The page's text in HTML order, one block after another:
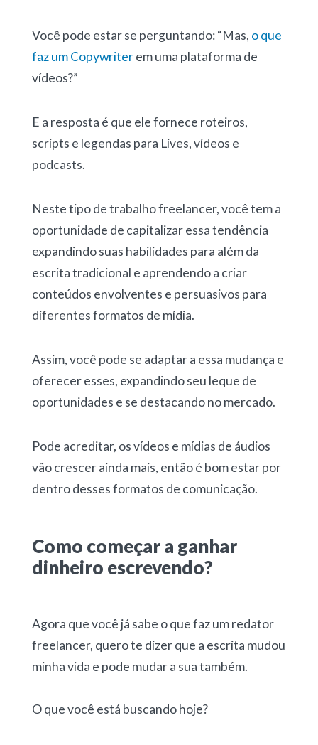
Você pode estar se perguntando: “Mas, o que
faz um Copywriterem uma plataforma de
vídeos?”
E a resposta é que ele fornece roteiros,
scripts e legendas para Lives, vídeos e
podcasts.
Neste tipo de trabalho freelancer, você tem a
oportunidade de capitalizar essa tendência
expandindo suas habilidades para além da
escrita tradicional e aprendendo a criar
conteúdos envolventes e persuasivos para
diferentes formatos de mídia.
Assim, você pode se adaptar a essa mudança e
oferecer esses, expandindo seu leque de
oportunidades e se destacando no mercado.
Pode acreditar, os vídeos e mídias de áudios
vão crescer ainda mais, então é bom estar por
dentro desses formatos de comunicação.
Como começar a ganhar
dinheiro escrevendo?
Agora que você já sabe o que faz um redator
freelancer, quero te dizer que a escrita mudou
minha vida e pode mudar a sua também.
O que você está buscando hoje?